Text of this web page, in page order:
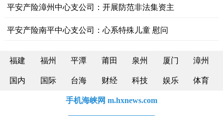
平安产险漳州中心支公司：开展防范非法集资主
平安产险南平中心支公司：心系特殊儿童 慰问
福建 福州 平潭 莆田 泉州 厦门 漳州
国内 国际 台海 财经 科技 娱乐 体育
手机海峡网 m.hxnews.com